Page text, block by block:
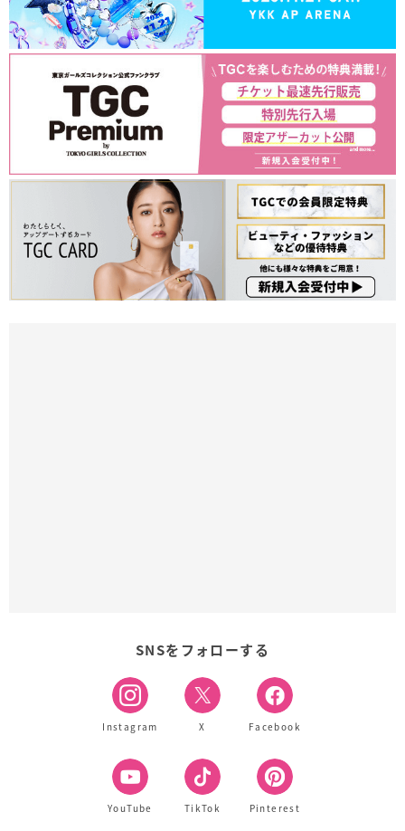
SNSをフォローする
Instagram X Facebook
YouTube TikTok Pinterest